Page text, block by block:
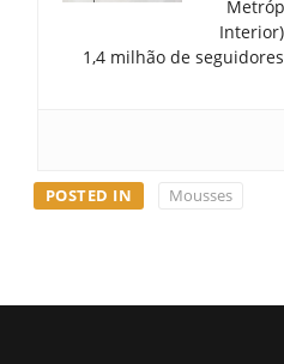
1,4 milhão de
POSTED IN Mousses